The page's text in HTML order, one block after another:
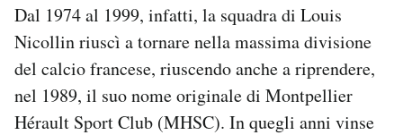
Dal 1974 al 1999, infatti, la squadra di Louis
Nicollin riuscì a tornare nella massima divisione
del calcio francese, riuscendo anche a riprendere,
nel 1989, il suo nome originale di Montpellier
Hérault Sport Club (MHSC). In quegli anni vinse